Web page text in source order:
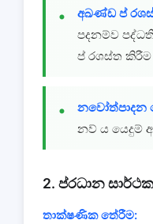
අඛණ්ඩ ප්
පදනම්ව
ප් රශස්ත කිරීම
නවෝත්පාදන
නව් ය යෙදුම්
2. ප්රධාන
තාක්ෂණික තේරීම: